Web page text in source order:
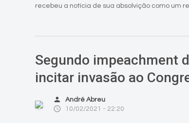
recebeu a notícia de sua absolvição como um
Segundo impeachment
incitar invasão ao
person André Abreu
access_time 10/02/2021 - 22:20